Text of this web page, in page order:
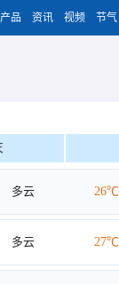
品 资讯 视频 节气
多云 26℃
多云 27℃